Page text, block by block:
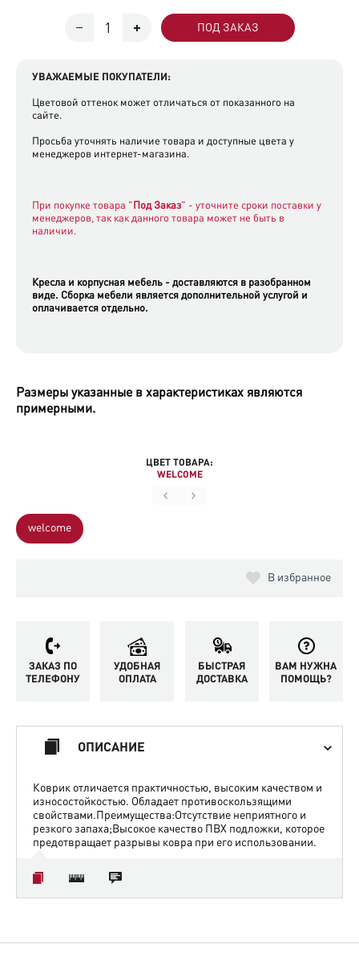
ПОД ЗАКАЗ
УВАЖАЕМЫЕ ПОКУПАТЕЛИ:
Цветовой оттенок может отличаться от показанного на
сайте.
Просьба уточнять наличие товара и доступные цвета у
менеджеров интернет-магазина.
При покупке товара " Под Заказ" - уточните сроки поставки у
менеджеров, так как данного товара может не быть в
наличии.
Кресла и корпусная мебель - доставляются в разобранном
виде. Сборка мебели является дополнительной услугой и
оплачивается отдельно.
Размеры указанные в характеристиках являются
примерными.
ЦВЕТ ТОВАРА:
WELCOME
welcome
В избранное
ЗАКАЗ ПО
ТЕЛЕФОНУ
УДОБНАЯ
ОПЛАТА
БЫСТРАЯ
ДОСТАВКА
ВАМ НУЖНА
ПОМОЩЬ?
ОПИСАНИЕ
Коврик отличается практичностью, высоким качеством и
износостойкостью. Обладает противоскользящими
свойствами.Преимущества:Отсутствие неприятного и
резкого запаха;Высокое качество ПВХ подложки, которое
предотвращает разрывы ковра при его использовании.